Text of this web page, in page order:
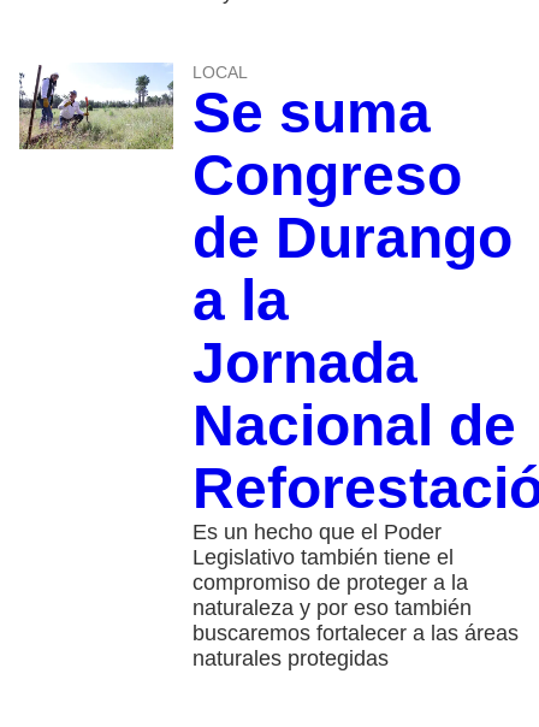
LOCAL
Se suma
Congreso
de Durango
a la
Jornada
Nacional de
Es un hecho que el Poder
Legislativo también tiene el
compromiso de proteger a la
naturaleza y por eso también
buscaremos fortalecer a las áreas
naturales protegidas